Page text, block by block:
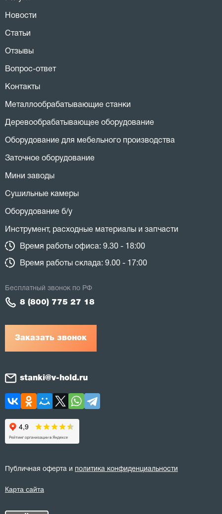
Новости
Статьи
Отзывы
Вопрос-ответ
Контакты
Металлообрабатывающие станки
Деревообрабатывающее оборудование
Оборудование для мебельного производства
Заточное оборудование
Мини заводы
Сушильные камеры
Оборудование б/у
Инструмент, расходные материалы и запчасти
Время работы офиса: 9.30 - 18:00
Время работы склада: 9.00 - 17:00
Заказать звонок
Бесплатный звонок по РФ
8 (800) 775 27 18
stanki@v-hold.ru
Публичная оферта и политика конфиденциальности
Карта сайта